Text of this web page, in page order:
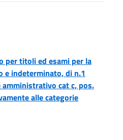
per titoli ed esami per la
e indeterminato, di n.1
cat c, pos.
alle categorie